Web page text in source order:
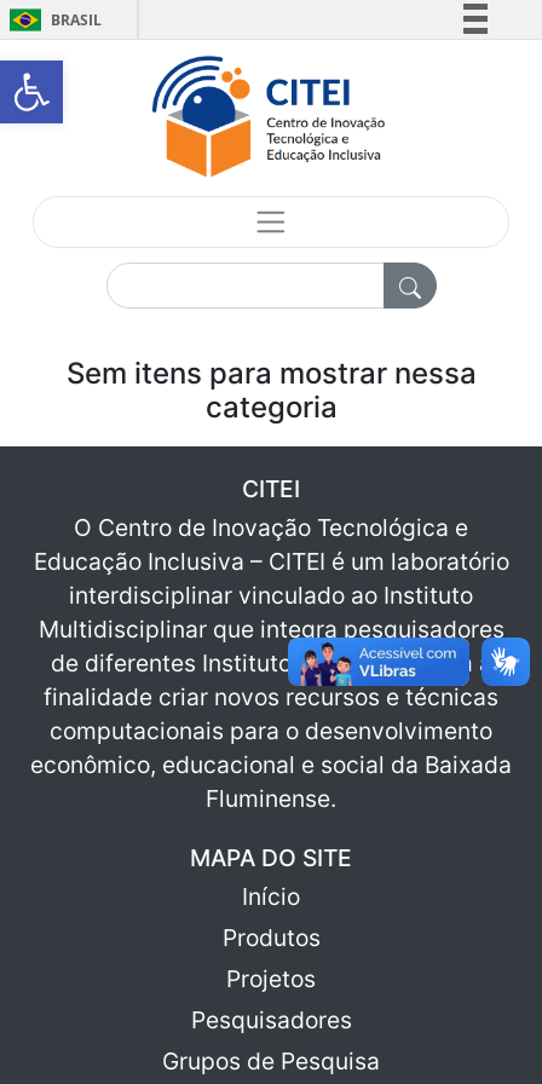
Open toolbar
Pular para conteúdo
BRASIL
Comunica BR
Participe
Legislação
Sem itens para mostrar nessa
categoria
CITEI
O Centro de Inovação Tecnológica e
Educação Inclusiva – CITEI é um laboratório
interdisciplinar vinculado ao Instituto
Multidisciplinar que integra pesquisadores
de diferentes Institutos da UFRRJ, com a
finalidade criar novos recursos e técnicas
computacionais para o desenvolvimento
econômico, educacional e social da Baixada
Fluminense.
MAPA DO SITE
Início
Produtos
Projetos
Pesquisadores
Grupos de Pesquisa